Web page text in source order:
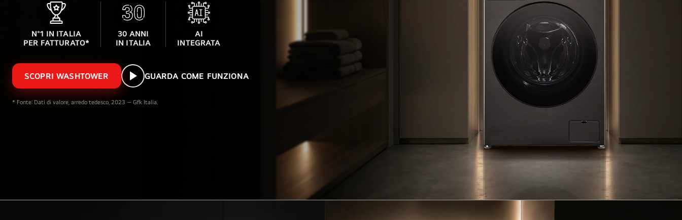
N°1 IN ITALIA
PER FATTURATO*
30 ANNI
IN ITALIA
AI
INTEGRATA
SCOPRI WASHTOWER GUARDA COME FUNZIONA
* Fonte: Dati di valore, arredo tedesco, 2023 — Gfk Italia.